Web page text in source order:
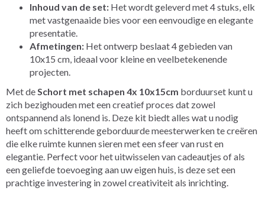
Inhoud van de set: Het wordt geleverd met 4 stuks, elk
met vastgenaaide bies voor een eenvoudige en elegante
presentatie.
Afmetingen: Het ontwerp beslaat 4 gebieden van
10x15 cm, ideaal voor kleine en veelbetekenende
projecten.
Met de Schort met schapen 4x 10x15cm borduurset kunt u
zich bezighouden met een creatief proces dat zowel
ontspannend als lonend is. Deze kit biedt alles wat u nodig
heeft om schitterende geborduurde meesterwerken te creëren
die elke ruimte kunnen sieren met een sfeer van rust en
elegantie. Perfect voor het uitwisselen van cadeautjes of als
een geliefde toevoeging aan uw eigen huis, is deze set een
prachtige investering in zowel creativiteit als inrichting.